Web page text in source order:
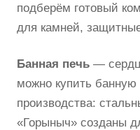
подберём готовый
для камней,
Банная печь —
можно купить банную
производства:
«Горыныч» созданы